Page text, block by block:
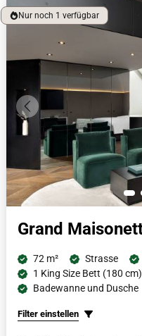
Bademäntel, beheizte
ein Badezimmer aus
Nur noch 1 verfügbar
Grand
72 m² Strasse
1 King Size Bett (180
Badewanne und Dusche
Filter einstellen